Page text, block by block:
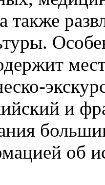
также
и
об